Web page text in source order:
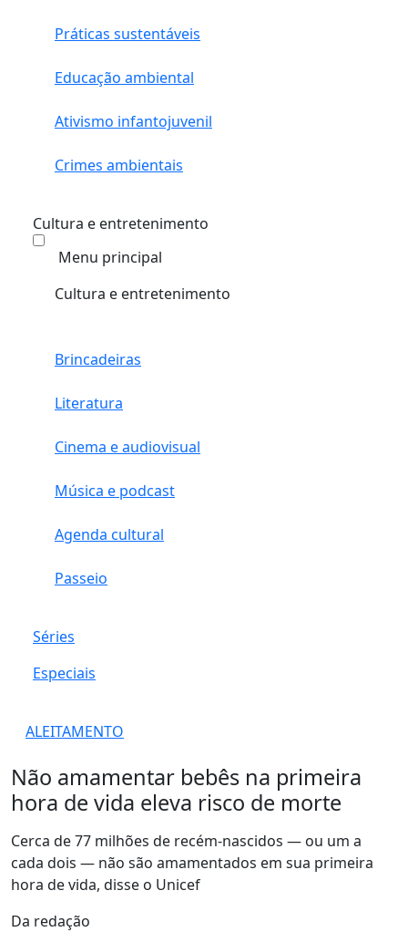
Práticas sustentáveis
Educação ambiental
Ativismo infantojuvenil
Crimes ambientais
Cultura e entretenimento
Menu principal
Cultura e entretenimento
Brincadeiras
Literatura
Cinema e audiovisual
Música e podcast
Agenda cultural
Passeio
Séries
Especiais
ALEITAMENTO
Não amamentar bebês na primeira
hora de vida eleva risco de morte
Cerca de 77 milhões de recém-nascidos — ou um a
cada dois — não são amamentados em sua primeira
hora de vida, disse o Unicef
Da redação